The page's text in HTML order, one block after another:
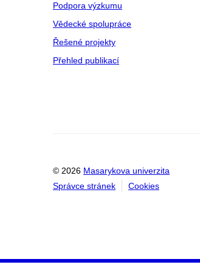
Podpora výzkumu
Vědecké spolupráce
Řešené projekty
Přehled publikací
© 2026 Masarykova univerzita
Správce stránek
Cookies